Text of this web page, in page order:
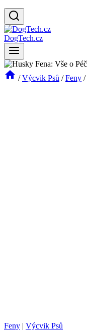
DogTech.cz
/ Výcvik Psů / Feny /
Feny | Výcvik Psů